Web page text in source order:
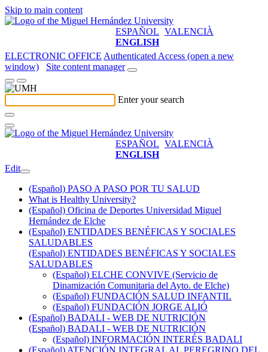
Skip to main content
ESPAÑOL VALENCIÀ
ENGLISH
ELECTRONIC OFFICE Authenticated Access (open a new
window)
Site content manager
Enter your search
ESPAÑOL VALENCIÀ
ENGLISH
Edit
(Español) PASO A PASO POR TU SALUD
What is Healthy University?
(Español) Oficina de Deportes Universidad Miguel
Hernández de Elche
(Español) ENTIDADES BENÉFICAS Y SOCIALES
SALUDABLES
(Español) ENTIDADES BENÉFICAS Y SOCIALES
SALUDABLES
(Español) ELCHE CONVIVE (Servicio de
Dinamización Comunitaria del Ayto. de Elche)
(Español) FUNDACIÓN SALUD INFANTIL
(Español) FUNDACIÓN JORGE ALIÓ
(Español) BADALI - WEB DE NUTRICIÓN
(Español) BADALI - WEB DE NUTRICIÓN
(Español) INFORMACIÓN INTERÉS BADALI
(Español) ATENCIÓN INTEGRAL AL PEREGRINO DEL